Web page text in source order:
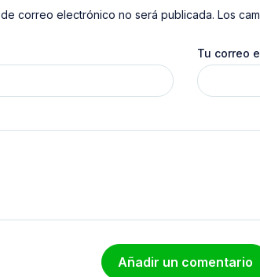
correo electrónico no será publicada. Los
Tu correo
Añadir un comentario